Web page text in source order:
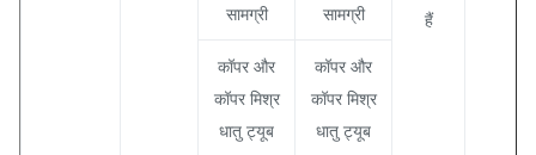
हैं
सामग्री
सामग्री
कॉपर और
कॉपर मिश्र
धातु ट्यूब
कॉपर और
कॉपर मिश्र
धातु ट्यूब